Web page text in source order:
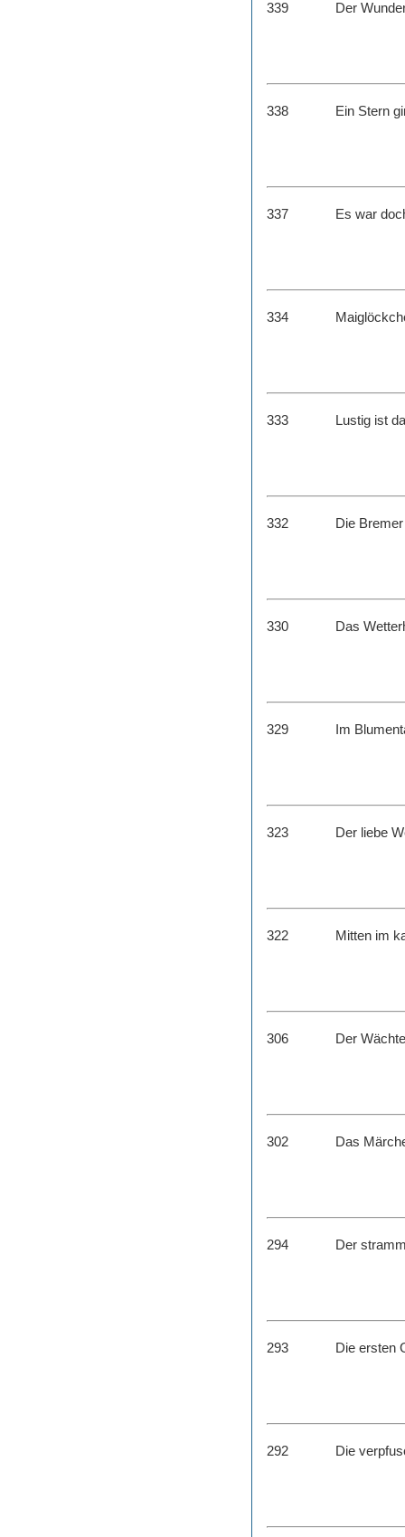
339 Der
338 Ein Stern
337 Es war
334
333 Lustig ist
332 Die
330 Das
329 Im
323 Der liebe
322 Mitten im
306 Der
302 Das
294 Der
293 Die ersten
292 Die